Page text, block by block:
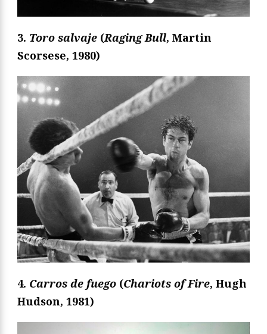
3. Toro salvaje (Raging Bull, Martin
Scorsese, 1980)
4. Carros de fuego (Chariots of Fire, Hugh
Hudson, 1981)